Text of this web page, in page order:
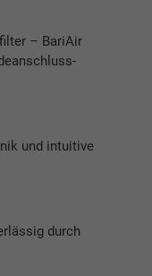
– BariAir
und intuitive
durch